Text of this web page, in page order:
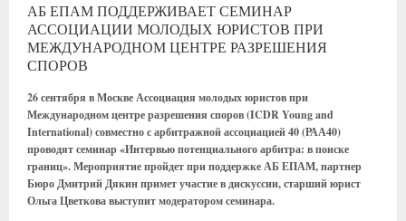
АБ ЕПАМ ПОДДЕРЖИВАЕТ СЕМИНАР
АССОЦИАЦИИ МОЛОДЫХ ЮРИСТОВ ПРИ
МЕЖДУНАРОДНОМ ЦЕНТРЕ РАЗРЕШЕНИЯ
СПОРОВ
26 сентября в Москве Ассоциация молодых юристов при
Международном центре разрешения споров (ICDR Young and
International) совместно с арбитражной ассоциацией 40 (РАА40)
проводят семинар «Интервью потенциального арбитра: в поиске
границ». Мероприятие пройдет при поддержке АБ ЕПАМ, партнер
Бюро Дмитрий Дякин примет участие в дискуссии, старший юрист
Ольга Цветкова выступит модератором семинара.